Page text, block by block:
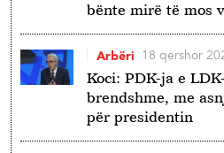
bënte mirë të mos
Koci: PDK-ja e
brendshme, me
për presidentin
Arbëri 18 qershor